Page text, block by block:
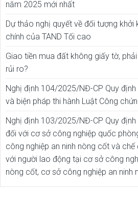
năm 2025 mới nhất
Dự thảo nghị quyết về đối tượng khởi
chính của TAND Tối cao
Giao tiền mua đất không giấy tờ,
rủi ro?
Nghị định 104/2025/NĐ-CP Quy
và biện pháp thi hành Luật Công
Nghị định 103/2025/NĐ-CP Quy
đối với cơ sở công nghiệp quốc
công nghiệp an ninh nòng cốt và chế
với người lao động tại cơ sở công
nòng cốt, cơ sở công nghiệp an ninh